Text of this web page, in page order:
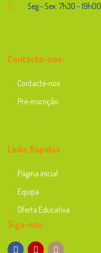
Seg - Sex: 7h30 - 19h00
Contacte-nos:
Contacte-nos
Pré-inscrição
Links Rápidos
Página inicial
Equipa
Oferta Educativa
Siga-nos: